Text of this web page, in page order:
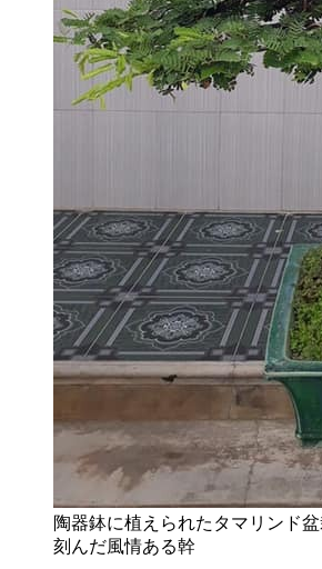
陶器鉢に植えられたタマリンド
刻んだ風情ある幹